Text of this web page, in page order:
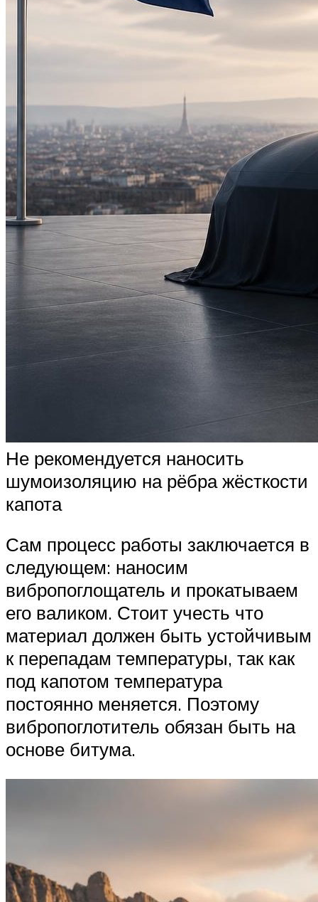
Не рекомендуется наносить
шумоизоляцию на рёбра жёсткости
капота
Сам процесс работы заключается в
следующем: наносим
вибропоглощатель и прокатываем
его валиком. Стоит учесть что
материал должен быть устойчивым
к перепадам температуры, так как
под капотом температура
постоянно меняется. Поэтому
вибропоглотитель обязан быть на
основе битума.